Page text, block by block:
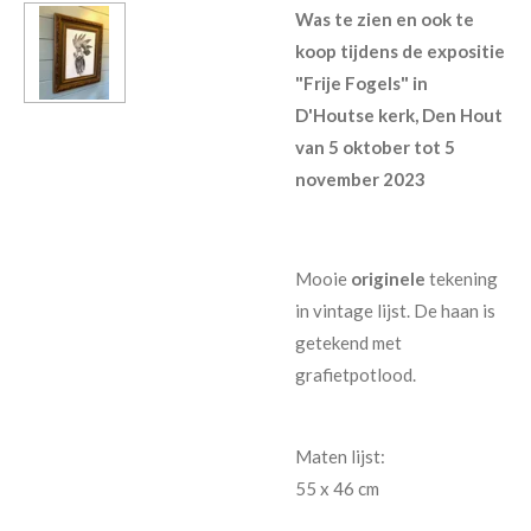
Was te zien en ook te
koop tijdens de expositie
"Frije Fogels" in
D'Houtse kerk, Den Hout
van 5 oktober tot 5
november 2023
Mooie originele tekening
in vintage lijst. De haan is
getekend met
grafietpotlood.
Maten lijst:
55 x 46 cm